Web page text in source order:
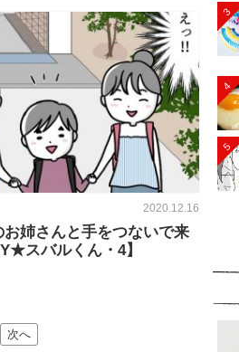
2020.12.16
姉さんと手をつないで来
スバルくん・4】
次へ
3
4
5